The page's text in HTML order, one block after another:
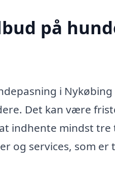
på
i
Det kan være
indhente mindst
og services, som